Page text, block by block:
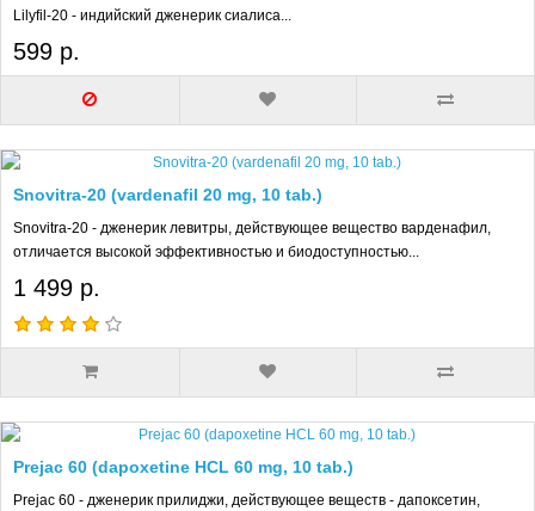
Lilyfil-20 - индийский дженерик сиалиса...
599 р.
Snovitra-20 (vardenafil 20 mg, 10 tab.)
Snovitra-20 - дженерик левитры, действующее вещество варденафил,
отличается высокой эффективностью и биодоступностью...
1 499 р.
Prejac 60 (dapoxetine HCL 60 mg, 10 tab.)
Prejac 60 - дженерик прилиджи, действующее веществ - дапоксетин,